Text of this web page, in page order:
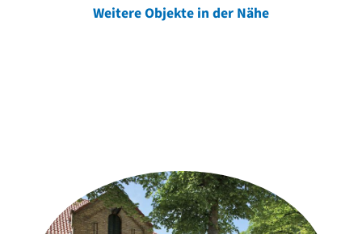
Weitere Objekte in der Nähe